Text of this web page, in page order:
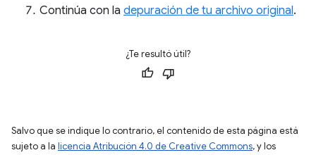
Continúa con la depuración de tu archivo original.
¿Te resultó útil?
Salvo que se indique lo contrario, el contenido de esta página está
sujeto a la licencia Atribución 4.0 de Creative Commons, y los